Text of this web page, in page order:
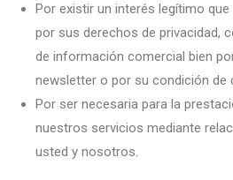
Por existir un interés legítimo
por sus derechos de privacidad,
de información comercial bien
newsletter o por su condición de
Por ser necesaria para la
nuestros servicios mediante
usted y nosotros.